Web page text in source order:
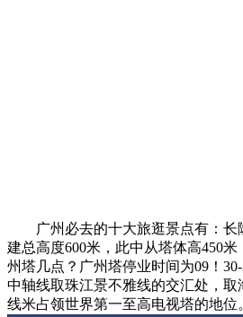
广州必去的十大旅逛景点有：长
建总高度600米，此中从塔体高450
州塔几点？广州塔停业时间为09！
中轴线取珠江景不雅线的交汇处，
线米占领世界第一至高电视塔的地